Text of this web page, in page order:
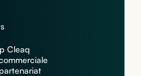
Cleaq